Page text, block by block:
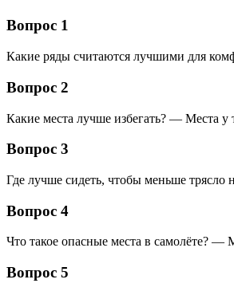
Вопрос 1
Какие ряды считаются лучшими для
Вопрос 2
Какие места лучше избегать? — Места у
Вопрос 3
Где лучше сидеть, чтобы меньше трясло
Вопрос 4
Что такое опасные места в самолёте? —
Вопрос 5